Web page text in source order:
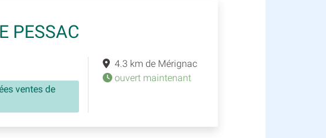
PESSAC
ventes de
4.3 km de Mérignac
ouvert maintenant